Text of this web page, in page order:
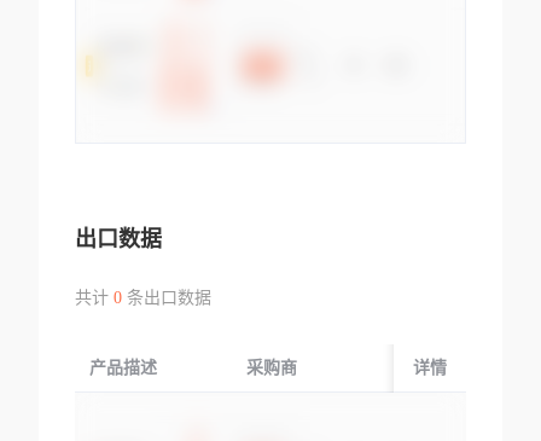
出口数据
共计 0条出口数据
产品描述 采购商 起运国/地区
详情